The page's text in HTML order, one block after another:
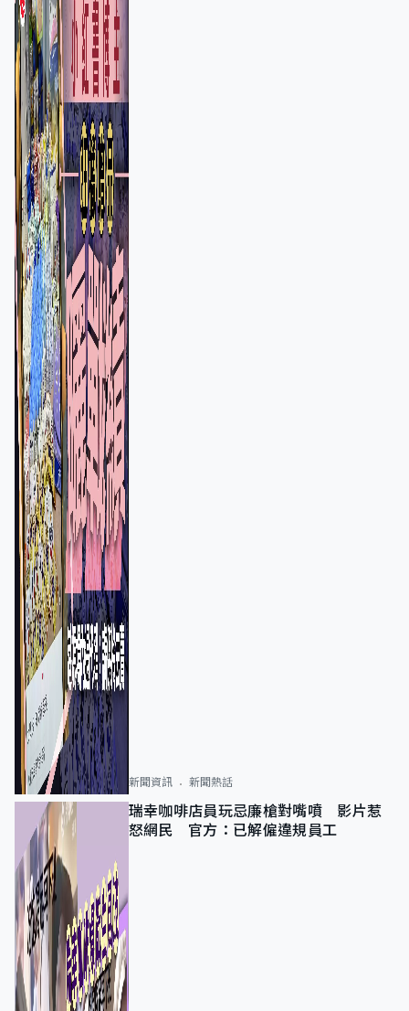
新聞資訊 新聞熱話
瑞幸咖啡店員玩忌廉槍對嘴噴 影片惹
怒網民 官方：已解僱違規員工